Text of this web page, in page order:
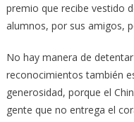
premio que recibe vestido
alumnos, por sus amigos,
No hay manera de
reconocimientos también
generosidad, porque el
gente que no entrega el